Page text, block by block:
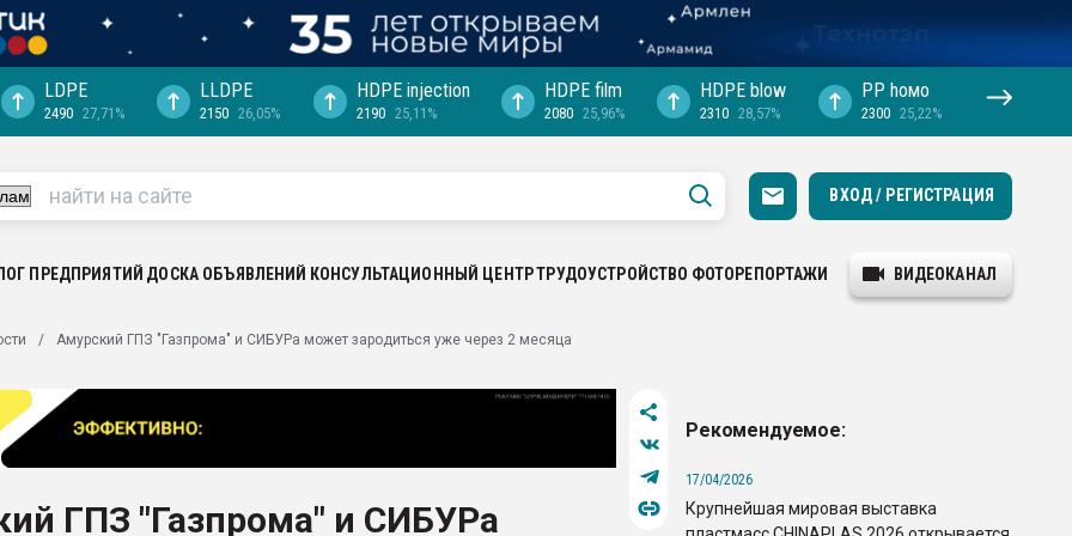
выходит на
рынке
LDPE
2490 27,71%
LLDPE
2150 26,05%
HDPE injection
2190 25,11%
HDPE film
2080 25,96%
HDPE blow
2310 28,57%
PP hомо
2300 25,22%
ВХОД / РЕГИСТРАЦИЯ
ПРЕДПРИЯТИЙ ДОСКА ОБЪЯВЛЕНИЙ КОНСУЛЬТАЦИОННЫЙ ЦЕНТРТРУДОУСТРОЙСТВО ФОТОРЕПОРТАЖИ ВИДЕОКАНАЛ
Амурский ГПЗ "Газпрома" и СИБУРа может зародиться уже через 2 месяца
ГПЗ "Газпрома" и СИБУРа
Рекомендуемое:
17/04/2026
Крупнейшая мировая выставка